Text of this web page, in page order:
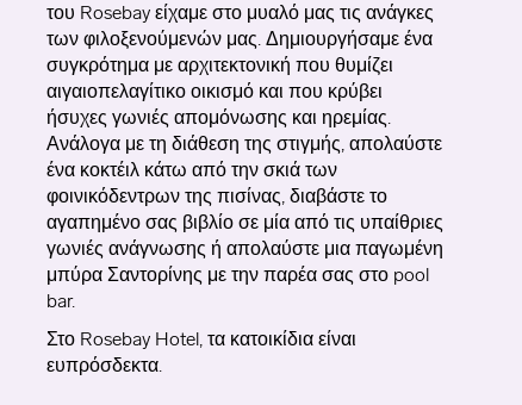
του Rosebay είχαμε στο μυαλό μας τις ανάγκες
των φιλοξενούμενών μας. Δημιουργήσαμε ένα
συγκρότημα με αρχιτεκτονική που θυμίζει
αιγαιοπελαγίτικο οικισμό και που κρύβει
ήσυχες γωνιές απομόνωσης και ηρεμίας.
Ανάλογα με τη διάθεση της στιγμής, απολαύστε
ένα κοκτέιλ κάτω από την σκιά των
φοινικόδεντρων της πισίνας, διαβάστε το
αγαπημένο σας βιβλίο σε μία από τις υπαίθριες
γωνιές ανάγνωσης ή απολαύστε μια παγωμένη
μπύρα Σαντορίνης με την παρέα σας στο pool
bar.
Στο Rosebay Hotel, τα κατοικίδια είναι
ευπρόσδεκτα.